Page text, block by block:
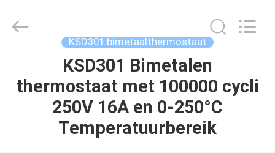
PRODUCTEN
KSD301 bimetaalthermostaat
KSD301 Bimetalen
thermostaat met 100000 cycli
250V 16A en 0-250°C
Temperatuurbereik